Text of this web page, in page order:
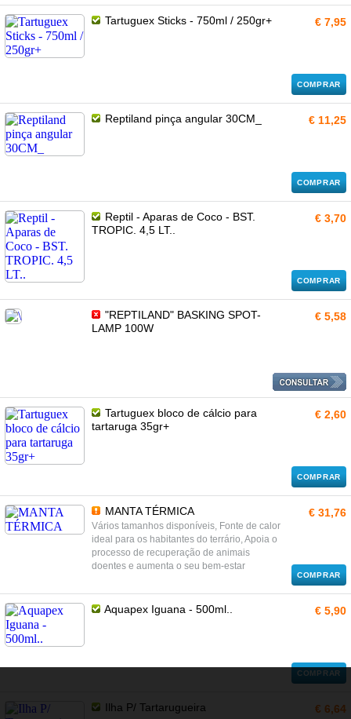
Tartuguex Sticks - 750ml / 250gr+ € 7,95
COMPRAR
Reptiland pinça angular 30CM_ € 11,25
COMPRAR
Reptil - Aparas de Coco - BST.
TROPIC. 4,5 LT..
€ 3,70
COMPRAR
"REPTILAND" BASKING SPOT-
LAMP 100W
€ 5,58
Tartuguex bloco de cálcio para
tartaruga 35gr+
€ 2,60
COMPRAR
MANTA TÉRMICA
Vários tamanhos disponíveis, Fonte de calor
ideal para os habitantes do terrário, Apoia o
processo de recuperação de animais
doentes e aumenta o seu bem-estar
€ 31,76
COMPRAR
Aquapex Iguana - 500ml.. € 5,90
COMPRAR
Ilha P/ Tartarugueira € 6,64